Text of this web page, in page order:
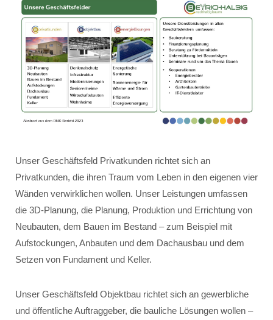
Unser Geschäftsfeld Privatkunden richtet sich an
Privatkunden, die ihren Traum vom Leben in den eigenen vier
Wänden verwirklichen wollen. Unser Leistungen umfassen
die 3D-Planung, die Planung, Produktion und Errichtung von
Neubauten, dem Bauen im Bestand – zum Beispiel mit
Aufstockungen, Anbauten und dem Dachausbau und dem
Setzen von Fundament und Keller.
Unser Geschäftsfeld Objektbau richtet sich an gewerbliche
und öffentliche Auftraggeber, die bauliche Lösungen wollen –